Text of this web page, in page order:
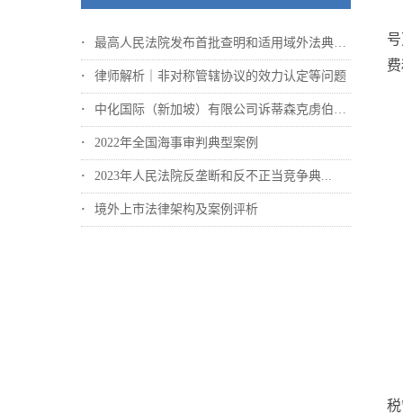
最高人民法院发布首批查明和适用域外法典型...
律师解析｜非对称管辖协议的效力认定等问题
中化国际（新加坡）有限公司诉蒂森克虏伯冶...
2022年全国海事审判典型案例
2023年人民法院反垄断和反不正当竞争典...
境外上市法律架构及案例评析